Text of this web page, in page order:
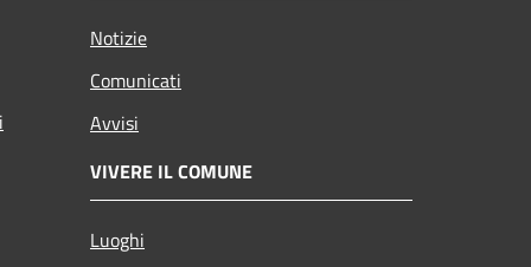
Notizie
Comunicati
Avvisi
VIVERE IL COMUNE
Luoghi